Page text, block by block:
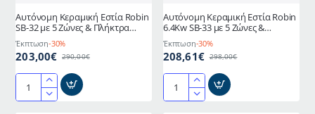
Αυτόνομη Κεραμική Εστία Robin
SB-32 με 5 Ζώνες & Πλήκτρα
Αφής
Έκπτωση-30%
203,00€ 290,00€
Αυτόνομη
Αυτόνομη Κεραμική Εστία Robin
6.4Kw SB-33 με 5 Ζώνες &
Πλήκτρα Αφής
Έκπτωση-30%
208,61€ 298,00€
Αυτόνομη